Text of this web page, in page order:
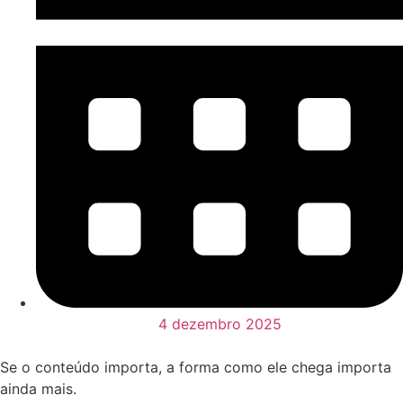
4 dezembro 2025
Se o conteúdo importa, a forma como ele chega importa
ainda mais.